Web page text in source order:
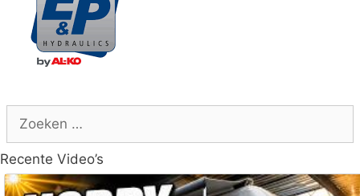
Zoek
Recente Video’s